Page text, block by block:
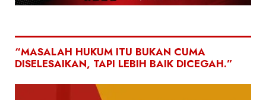
“MASALAH HUKUM ITU BUKAN CUMA
DISELESAIKAN, TAPI LEBIH BAIK DICEGAH.”